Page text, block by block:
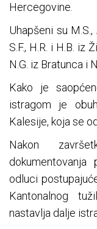
Hercegovine.
Uhapšeni su M.S.,
S.F., H.R. i H.B. iz
N.G. iz Bratunca i
Kako je
istragom je
Kalesije, koja se
Nakon
odluci
Kantonalnog
nastavlja dalje